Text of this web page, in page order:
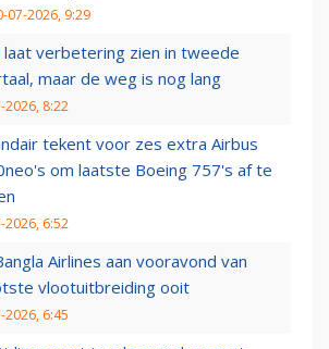
07-2026, 9:29
laat verbetering zien in tweede
maar de weg is nog lang
2026, 8:22
tekent voor zes extra Airbus
om laatste Boeing 757's af te
2026, 6:52
Airlines aan vooravond van
vlootuitbreiding ooit
2026, 6:45